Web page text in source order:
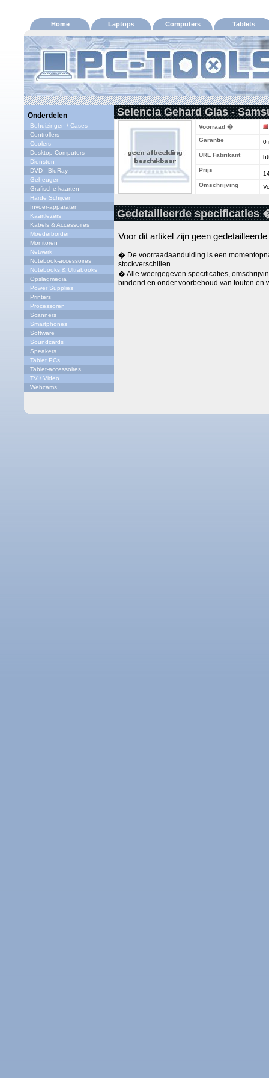
Home Laptops Computers Tablets
Onderdelen
Behuizingen / Cases
Controllers
Coolers
Desktop Computers
Diensten
DVD - BluRay
Geheugen
Grafische kaarten
Harde Schijven
Invoer-apparaten
Kaartlezers
Kabels & Accessoires
Moederborden
Monitoren
Netwerk
Notebook-accessoires
Notebooks & Ultrabooks
Opslagmedia
Power Supplies
Printers
Processoren
Scanners
Smartphones
Software
Soundcards
Speakers
Tablet PCs
Tablet-accessoires
TV / Video
Webcams
Selencia Gehard Glas -
Voorraad �
Garantie
0
URL Fabrikant
Prijs
Omschrijving
Gedetailleerde specificaties
Voor dit artikel zijn geen
� De voorraadaanduiding is een
stockverschillen
� Alle weergegeven specificaties,
bindend en onder voorbehoud van fouten en